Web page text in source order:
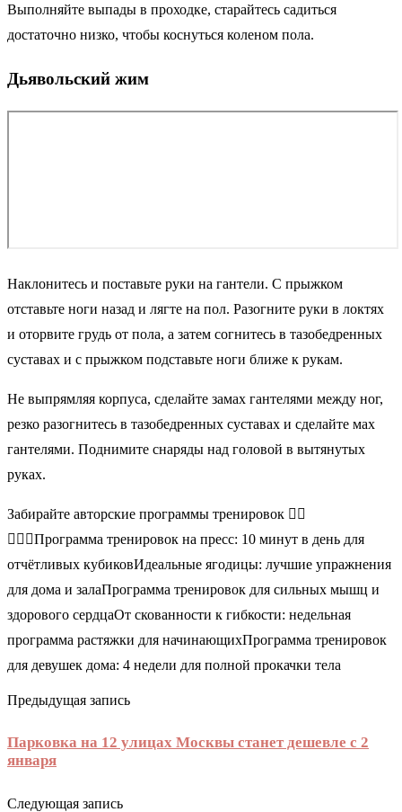
Выполняйте выпады в проходке, старайтесь садиться
достаточно низко, чтобы коснуться коленом пола.
Дьявольский жим
Наклонитесь и поставьте руки на гантели. С прыжком
отставьте ноги назад и лягте на пол. Разогните руки в локтях
и оторвите грудь от пола, а затем согнитесь в тазобедренных
суставах и с прыжком подставьте ноги ближе к рукам.
Не выпрямляя корпуса, сделайте замах гантелями между ног,
резко разогнитесь в тазобедренных суставах и сделайте мах
гантелями. Поднимите снаряды над головой в вытянутых
руках.
Забирайте авторские программы тренировок 🏋🏻
🧘🏼‍♀Программа тренировок на пресс: 10 минут в день для
отчётливых кубиковИдеальные ягодицы: лучшие упражнения
для дома и залаПрограмма тренировок для сильных мышц и
здорового сердцаОт скованности к гибкости: недельная
программа растяжки для начинающихПрограмма тренировок
для девушек дома: 4 недели для полной прокачки тела
Предыдущая запись
Парковка на 12 улицах Москвы станет дешевле с 2
января
Следующая запись